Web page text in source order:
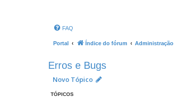
FAQ
Portal Índice do fórum Administração
Erros e Bugs
Novo Tópico
TÓPICOS